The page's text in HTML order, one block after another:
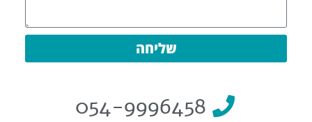
שליחה
054-9996458